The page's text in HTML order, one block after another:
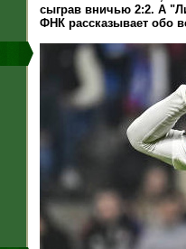
сыграв вничью 2:2. А
ФНК рассказывает обо